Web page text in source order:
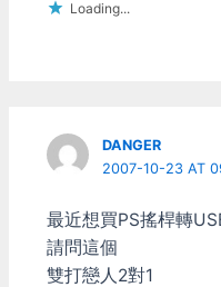
Loading...
DANGER
2007-10-23 AT
最近想買PS搖桿轉
請問這個
雙打戀人2對1